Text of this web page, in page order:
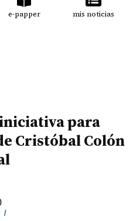
e-papper mis noticias
para
Cristóbal Colón
/